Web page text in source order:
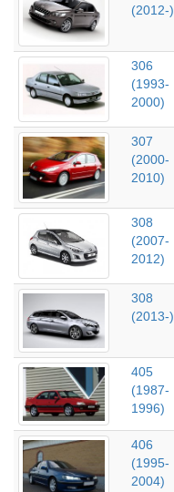
(2012-)
306
(1993-
2000)
307
(2000-
2010)
308
(2007-
2012)
308
(2013-)
405
(1987-
1996)
406
(1995-
2004)